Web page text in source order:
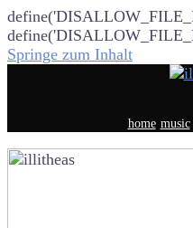
Springe zum Inhalt
home music